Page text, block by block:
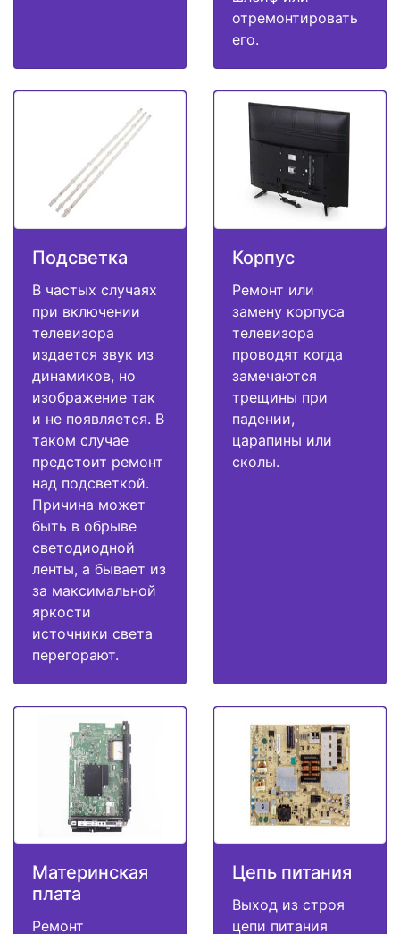
отремонтировать
его.
Подсветка
В частых случаях
при включении
телевизора
издается звук из
динамиков, но
изображение так
и не появляется. В
таком случае
предстоит ремонт
над подсветкой.
Причина может
быть в обрыве
светодиодной
ленты, а бывает из
за максимальной
яркости
источники света
перегорают.
Корпус
Ремонт или
замену корпуса
телевизора
проводят когда
замечаются
трещины при
падении,
царапины или
сколы.
Материнская
плата
Ремонт
Цепь питания
Выход из строя
цепи питания